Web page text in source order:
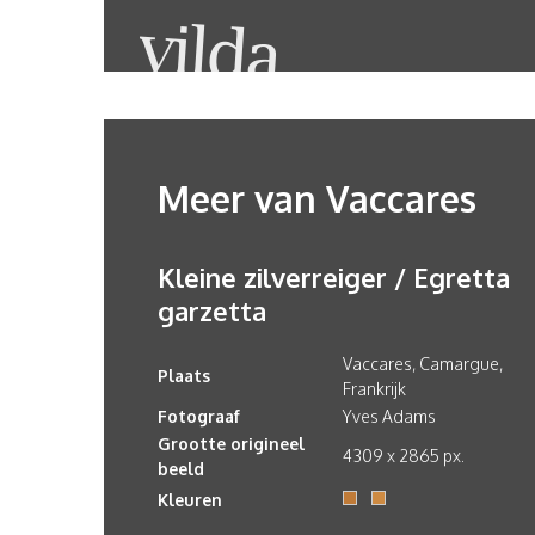
Meer van Vaccares
Kleine zilverreiger / Egretta
garzetta
Plaats
Vaccares, Camargue,
Frankrijk
Fotograaf
Yves Adams
Grootte origineel
beeld
4309 x 2865 px.
Kleuren